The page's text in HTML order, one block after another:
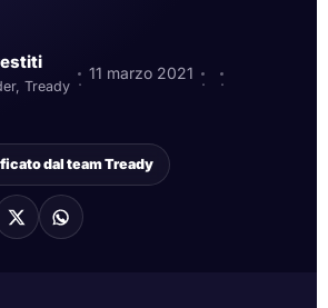
Tready ·
11 marzo 2021
·
·
dal team Tready